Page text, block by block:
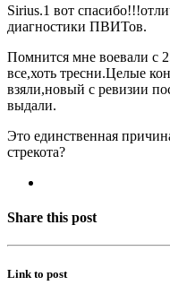
Sirius.1 вот
диагностики ПВИТов.
Помнится мне воевали с
все,хоть тресни.Целые
взяли,новый с ревизии
выдали.
Это единственная
стрекота?
Share this post
Link to post